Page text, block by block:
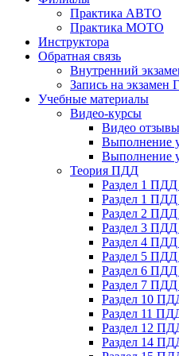
Практика АВТО
Практика МОТО
Инструктора
Обратная связь
Внутренний
Запись на
Учебные материалы
Видео-курсы
Видео
Выполнение
Выполнение
Теория ПДД
Раздел 1
Раздел 1
Раздел 2
Раздел 3
Раздел 4
Раздел 5
Раздел 6
Раздел 7
Раздел 10
Раздел 11
Раздел 12
Раздел 14